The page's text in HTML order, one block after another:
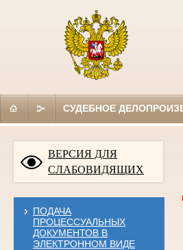
СУДЕБНОЕ
ВЕРСИЯ ДЛЯ
СЛАБОВИДЯЩИХ
ПОДАЧА
ПРОЦЕССУАЛЬНЫХ
ДОКУМЕНТОВ В
ЭЛЕКТРОННОМ ВИДЕ